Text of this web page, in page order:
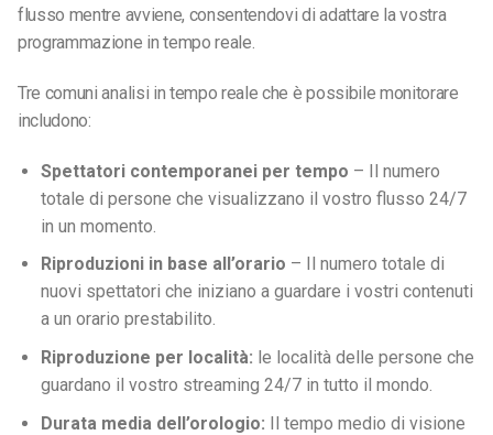
flusso mentre avviene, consentendovi di adattare la vostra
programmazione in tempo reale.
Tre comuni analisi in tempo reale che è possibile monitorare
includono:
Spettatori contemporanei per tempo – Il numero
totale di persone che visualizzano il vostro flusso 24/7
in un momento.
Riproduzioni in base all’orario – Il numero totale di
nuovi spettatori che iniziano a guardare i vostri contenuti
a un orario prestabilito.
Riproduzione per località: le località delle persone che
guardano il vostro streaming 24/7 in tutto il mondo.
Durata media dell’orologio: Il tempo medio di visione